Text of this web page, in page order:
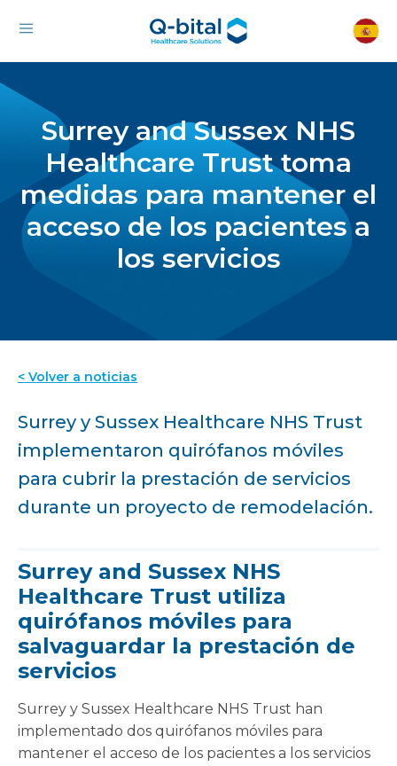
Surrey and Sussex NHS
Healthcare Trust toma
medidas para mantener el
acceso de los pacientes a
los servicios
< Volver a noticias
Surrey y Sussex Healthcare NHS Trust
implementaron quirófanos móviles
para cubrir la prestación de servicios
durante un proyecto de remodelación.
Surrey and Sussex NHS
Healthcare Trust utiliza
quirófanos móviles para
salvaguardar la prestación de
servicios
Surrey y Sussex Healthcare NHS Trust han
implementado dos quirófanos móviles para
mantener el acceso de los pacientes a los servicios